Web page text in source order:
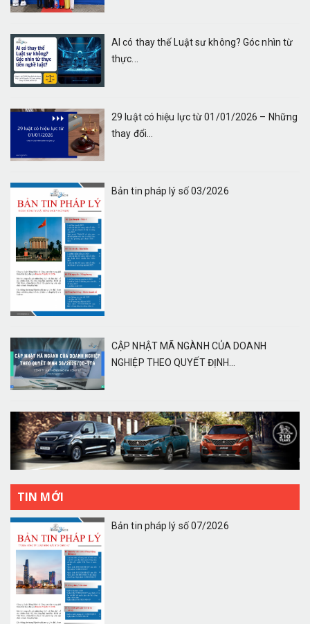
AI có thay thế Luật sư không? Góc nhìn từ
thực...
29 luật có hiệu lực từ 01/01/2026 – Những
thay đổi...
Bản tin pháp lý số 03/2026
CẬP NHẬT MÃ NGÀNH CỦA DOANH
NGHIỆP THEO QUYẾT ĐỊNH...
TIN MỚI
Bản tin pháp lý số 07/2026